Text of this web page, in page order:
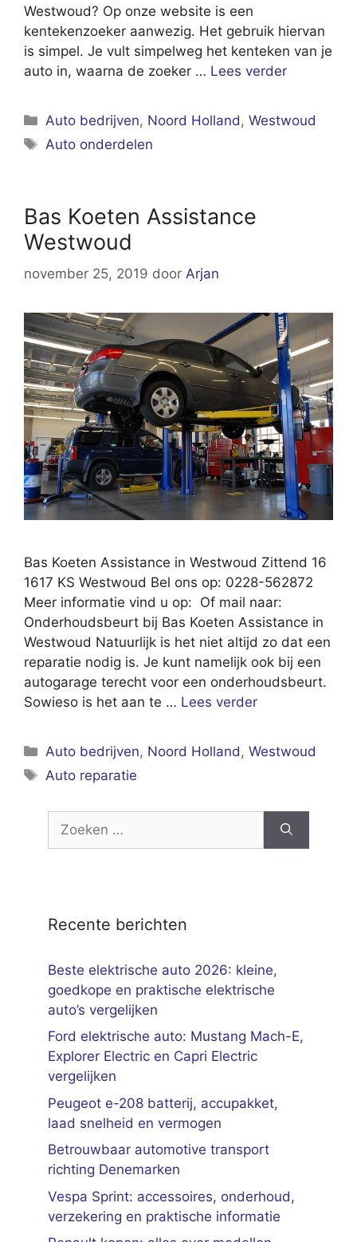
Westwoud? Op onze website is een
kentekenzoeker aanwezig. Het gebruik hiervan
is simpel. Je vult simpelweg het kenteken van je
auto in, waarna de zoeker … Lees verder
Categorieën
Auto bedrijven, Noord Holland ,Westwoud
Tags
Auto onderdelen
Bas Koeten Assistance
Westwoud
november 25, 2019 door Arjan
Bas Koeten Assistance in Westwoud Zittend 16
1617 KS Westwoud Bel ons op: 0228-562872
Meer informatie vind u op: Of mail naar:
Onderhoudsbeurt bij Bas Koeten Assistance in
Westwoud Natuurlijk is het niet altijd zo dat een
reparatie nodig is. Je kunt namelijk ook bij een
autogarage terecht voor een onderhoudsbeurt.
Sowieso is het aan te … Lees verder
Categorieën
Auto bedrijven, Noord Holland ,Westwoud
Tags
Auto reparatie
naar:
Recente berichten
Beste elektrische auto 2026: kleine,
goedkope en praktische elektrische
auto’s vergelijken
Ford elektrische auto: Mustang Mach-E,
Explorer Electric en Capri Electric
vergelijken
Peugeot e-208 batterij, accupakket,
laad snelheid en vermogen
Betrouwbaar automotive transport
richting Denemarken
Vespa Sprint: accessoires, onderhoud,
verzekering en praktische informatie